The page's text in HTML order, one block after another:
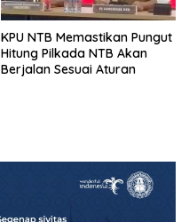
KPU NTB Memastikan Pungut
Hitung Pilkada NTB Akan
Berjalan Sesuai Aturan